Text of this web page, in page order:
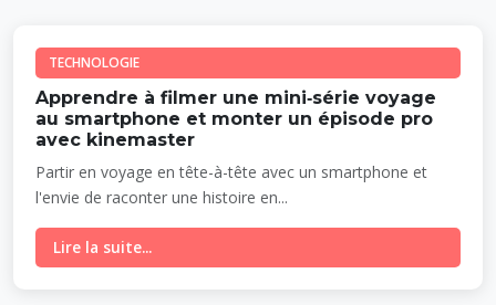
TECHNOLOGIE
Apprendre à filmer une mini‑série voyage
au smartphone et monter un épisode pro
avec kinemaster
Partir en voyage en tête-à-tête avec un smartphone et
l'envie de raconter une histoire en...
Lire la suite...